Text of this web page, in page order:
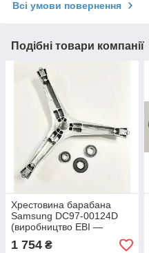
Всі умови повернення
Подібні товари компанії
Хрестовина барабана
Samsung DC97-00124D
(виробництво EBI —
Італія)
1 754 ₴